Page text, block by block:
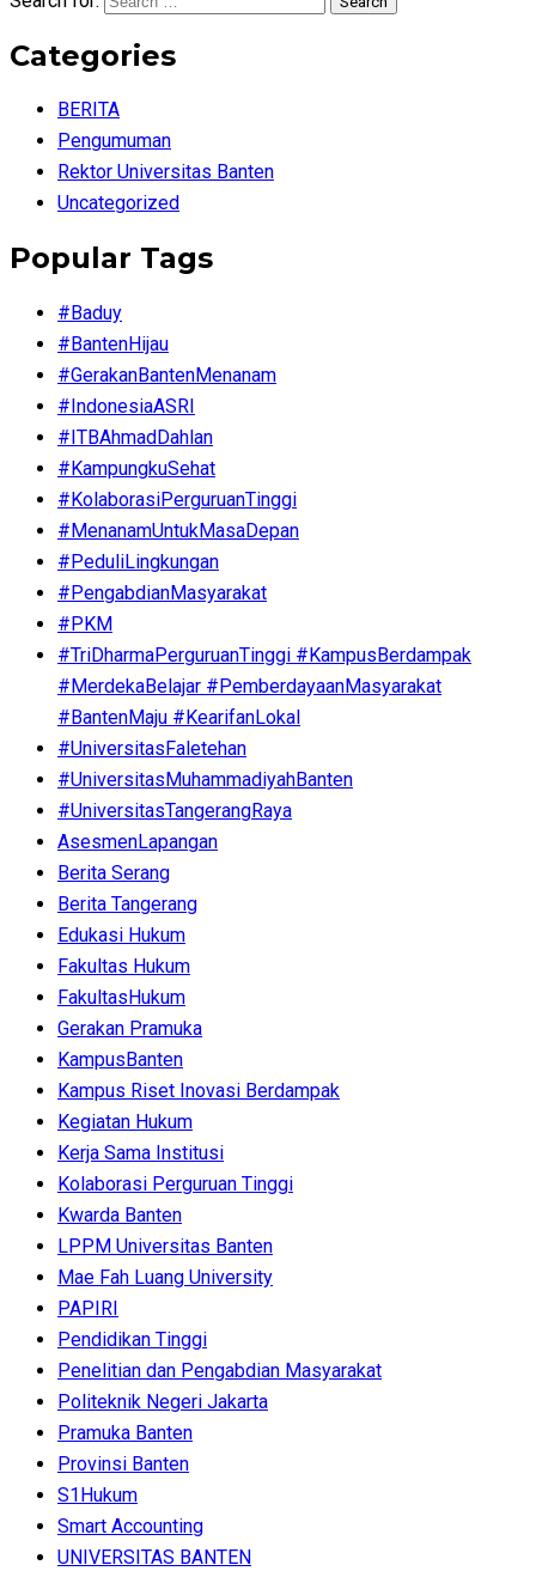
Categories
BERITA
Pengumuman
Rektor Universitas Banten
Uncategorized
Popular Tags
#Baduy
#BantenHijau
#GerakanBantenMenanam
#IndonesiaASRI
#ITBAhmadDahlan
#KampungkuSehat
#KolaborasiPerguruanTinggi
#MenanamUntukMasaDepan
#PeduliLingkungan
#PengabdianMasyarakat
#PKM
#TriDharmaPerguruanTinggi #KampusBerdampak
#MerdekaBelajar #PemberdayaanMasyarakat
#BantenMaju #KearifanLokal
#UniversitasFaletehan
#UniversitasMuhammadiyahBanten
#UniversitasTangerangRaya
AsesmenLapangan
Berita Serang
Berita Tangerang
Edukasi Hukum
Fakultas Hukum
FakultasHukum
Gerakan Pramuka
KampusBanten
Kampus Riset Inovasi Berdampak
Kegiatan Hukum
Kerja Sama Institusi
Kolaborasi Perguruan Tinggi
Kwarda Banten
LPPM Universitas Banten
Mae Fah Luang University
PAPIRI
Pendidikan Tinggi
Penelitian dan Pengabdian Masyarakat
Politeknik Negeri Jakarta
Pramuka Banten
Provinsi Banten
S1Hukum
Smart Accounting
UNIVERSITAS BANTEN